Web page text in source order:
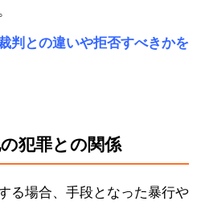
判との違いや拒否すべきかを
犯罪との関係
る場合、手段となった暴行や